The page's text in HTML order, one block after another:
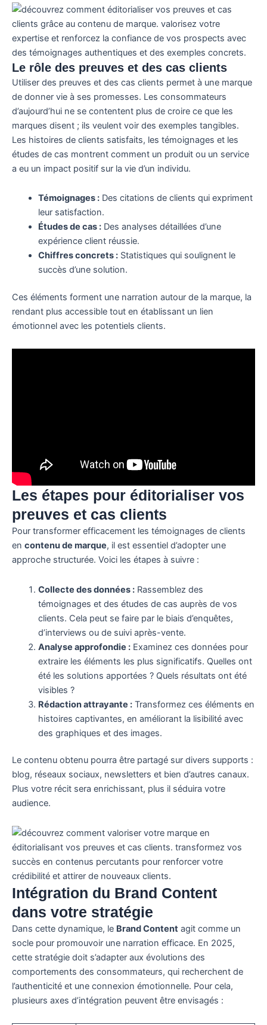
Le rôle des preuves et des cas clients
Utiliser des preuves et des cas clients permet à une marque
de donner vie à ses promesses. Les consommateurs
d’aujourd’hui ne se contentent plus de croire ce que les
marques disent ; ils veulent voir des exemples tangibles.
Les histoires de clients satisfaits, les témoignages et les
études de cas montrent comment un produit ou un service
a eu un impact positif sur la vie d’un individu.
Témoignages :Des citations de clients qui expriment
leur satisfaction.
Études de cas :Des analyses détaillées d’une
expérience client réussie.
Chiffres concrets :Statistiques qui soulignent le
succès d’une solution.
Ces éléments forment une narration autour de la marque, la
rendant plus accessible tout en établissant un lien
émotionnel avec les potentiels clients.
Les étapes pour éditorialiser vos
preuves et cas clients
Pour transformer efficacement les témoignages de clients
en contenu de marque, il est essentiel d’adopter une
approche structurée. Voici les étapes à suivre :
Collecte des données :Rassemblez des
témoignages et des études de cas auprès de vos
clients. Cela peut se faire par le biais d’enquêtes,
d’interviews ou de suivi après-vente.
Analyse approfondie :Examinez ces données pour
extraire les éléments les plus significatifs. Quelles ont
été les solutions apportées ? Quels résultats ont été
visibles ?
Rédaction attrayante :Transformez ces éléments en
histoires captivantes, en améliorant la lisibilité avec
des graphiques et des images.
Le contenu obtenu pourra être partagé sur divers supports :
blog, réseaux sociaux, newsletters et bien d’autres canaux.
Plus votre récit sera enrichissant, plus il séduira votre
audience.
Intégration du Brand Content
dans votre stratégie
Dans cette dynamique, le Brand Content agit comme un
socle pour promouvoir une narration efficace. En 2025,
cette stratégie doit s’adapter aux évolutions des
comportements des consommateurs, qui recherchent de
l’authenticité et une connexion émotionnelle. Pour cela,
plusieurs axes d’intégration peuvent être envisagés :